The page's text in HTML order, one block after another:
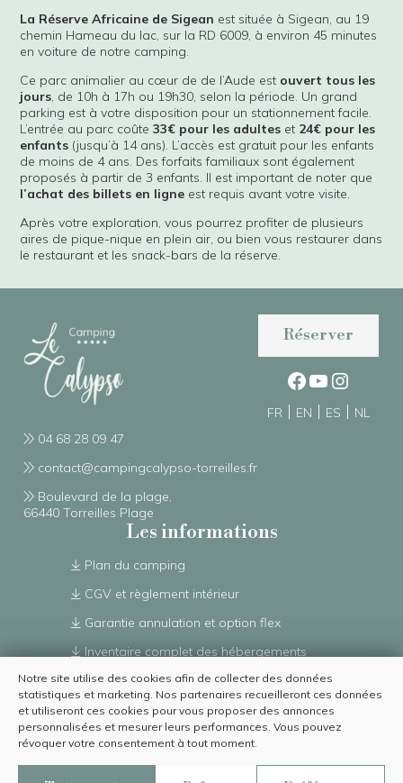
Notre site utilise des cookies afin de collecter des données
statistiques et marketing. Nos partenaires recueilleront ces données
et utiliseront ces cookies pour vous proposer des annonces
personnalisées et mesurer leurs performances. Vous pouvez
révoquer votre consentement à tout moment.
La Réserve Africaine de Sigean est située à Sigean, au 19
chemin Hameau du lac, sur la RD 6009, à environ 45 minutes
en voiture de notre camping.
Ce parc animalier au cœur de de l’Aude est ouvert tous les
jours, de 10h à 17h ou 19h30, selon la période. Un grand
parking est à votre disposition pour un stationnement facile.
L’entrée au parc coûte33€ pour les adultes et 24€ pour les
enfants (jusqu’à 14 ans). L’accès est gratuit pour les enfants
de moins de 4 ans. Des forfaits familiaux sont également
proposés à partir de 3 enfants. Il est important de noter que
l’achat des billets en ligne est requis avant votre visite.
Après votre exploration, vous pourrez profiter de plusieurs
aires de pique-nique en plein air, ou bien vous restaurer dans
le restaurant et les snack-bars de la réserve.
04 68 28 09 47
contact@campingcalypso-torreilles.fr
Boulevard de la plage,
66440 Torreilles Plage
Les informations
Plan du camping
CGV et règlement intérieur
Garantie annulation et option flex
Inventaire complet des hébergements
Descriptions et options des hébergements
Du 01/07/2026 au 30/08/2026
Réserver
FR EN ES NL
Réalisation :Francecom|Politique de confidentialité|Politique de cookies (EU)
Discutez avec nous